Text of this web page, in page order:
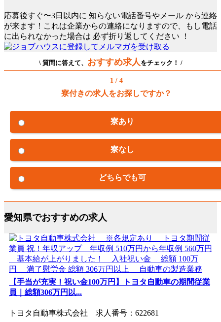
応募後すぐ〜3日以内に 知らない電話番号やメール から連絡
が来ます！これは企業からの連絡になりますので、もし電話
に出られなかった場合は 必ず折り返してください ！
\ 質問に答えて、 おすすめ求人をチェック！ /
1 / 4
寮付きの求人をお探しですか？
寮あり
寮なし
どちらでも可
愛知県でおすすめの求人
【手当が充実！祝い金100万円】トヨタ自動車の期間従業
員｜総額306万円以...
トヨタ自動車株式会社 求人番号：622681